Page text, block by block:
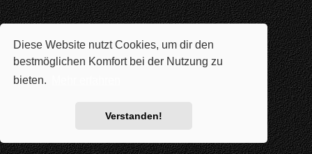
Diese Website nutzt Cookies, um dir den
bestmöglichen Komfort bei der Nutzung zu
bieten.
Verstanden!